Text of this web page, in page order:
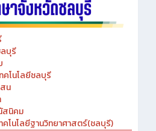
บุรี
คโนโลยีชลบุรี
น
สนิคม
คโนโลยีฐานวิทยาศาสตร์(ชลบุรี)